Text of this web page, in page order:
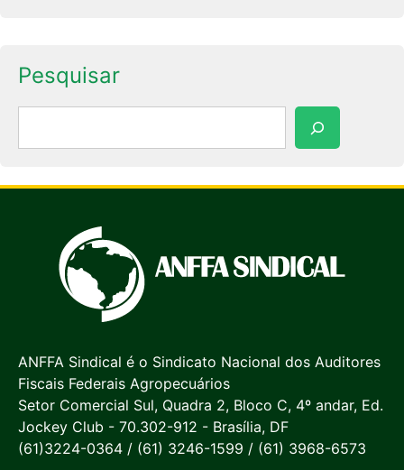
Pesquisar
ANFFA Sindical é o Sindicato Nacional dos Auditores
Fiscais Federais Agropecuários
Setor Comercial Sul, Quadra 2, Bloco C, 4º andar, Ed.
Jockey Club - 70.302-912 - Brasília, DF
(61)3224-0364 / (61) 3246-1599 / (61) 3968-6573